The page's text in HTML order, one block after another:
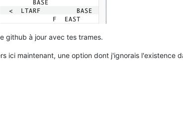
github à jour avec tes trames.
ici maintenant, une option dont j'ignorais l'existence